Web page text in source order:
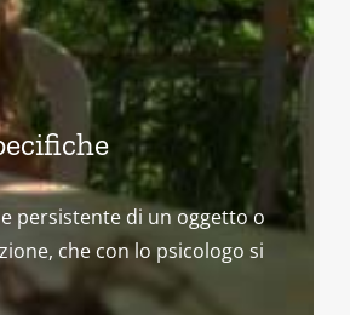
persistente di un oggetto o
che con lo psicologo si